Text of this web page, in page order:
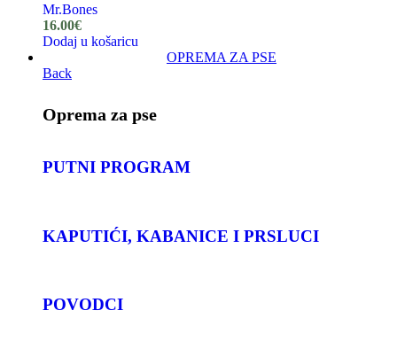
Mr.Bones
16.00€
Dodaj u košaricu
OPREMA ZA PSE
Back
Oprema za pse
PUTNI PROGRAM
KAPUTIĆI, KABANICE I PRSLUCI
POVODCI